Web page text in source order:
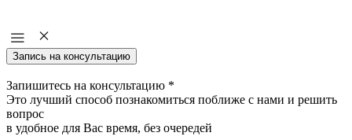
Запись на консультацию
Запишитесь на консультацию *
Это лучший способ познакомиться поближе с нами и решить
вопрос
в удобное для Вас время, без очередей